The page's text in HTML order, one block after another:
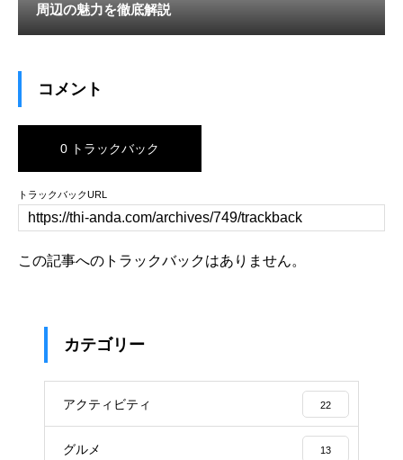
周辺の魅力を徹底解説
コメント
0 トラックバック
トラックバックURL
この記事へのトラックバックはありません。
カテゴリー
アクティビティ 22
グルメ 13